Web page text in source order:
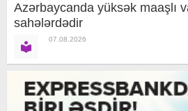
Azərbaycanda yüksək maaşlı
sahələrdədir
07.08.2026